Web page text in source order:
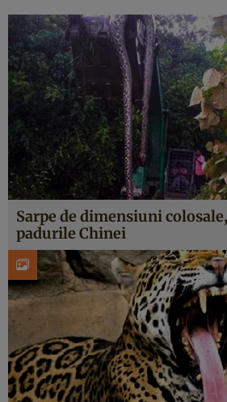
Sarpe de dimensiuni
padurile Chinei